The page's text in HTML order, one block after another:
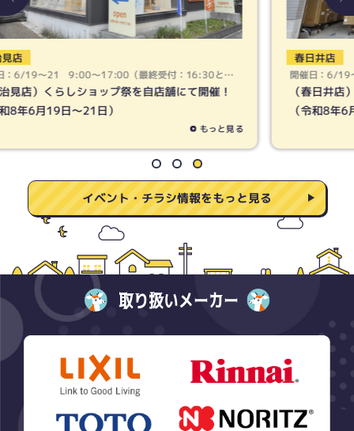
開催日：6/19〜21 9:00〜17:00（最終受付：16:30とな
ります）
（春日井店）くらしショップ祭を自店舗にて開催！
（令和8年6月19日〜21日）
イベント・チラシ情報をもっと見る
取り扱いメーカー